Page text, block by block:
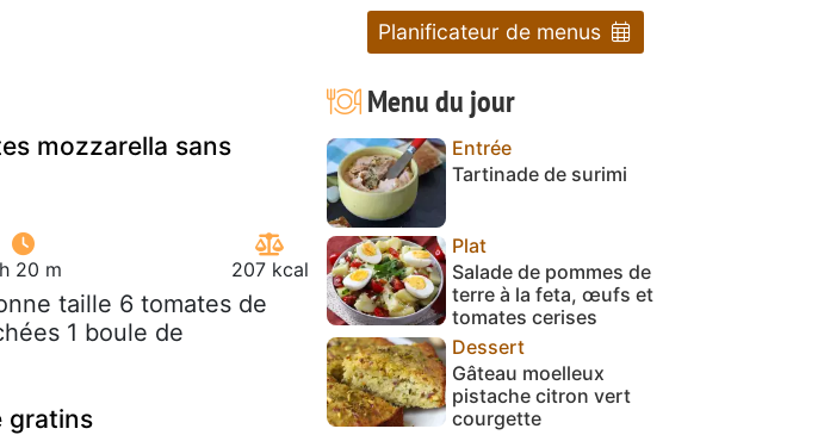
mozzarella sans
20 m 207 kcal
taille 6 tomates de
1 boule de
gratins
Planificateur de menus
Menu du jour
Entrée
Tartinade de surimi
Plat
Salade de pommes de
terre à la feta, œufs et
tomates cerises
Dessert
Gâteau moelleux
pistache citron vert
courgette